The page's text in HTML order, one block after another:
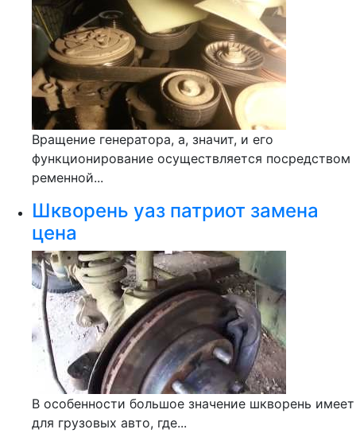
Вращение генератора, а, значит, и его
функционирование осуществляется посредством
ременной...
Шкворень уаз патриот замена
цена
В особенности большое значение шкворень имеет
для грузовых авто, где...